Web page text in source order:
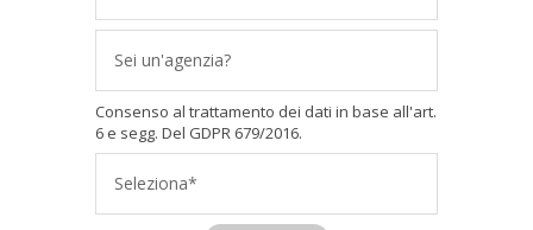
Sei un'agenzia?
Consenso al trattamento dei dati in base all'art.
6 e segg. Del GDPR 679/2016.
Seleziona*